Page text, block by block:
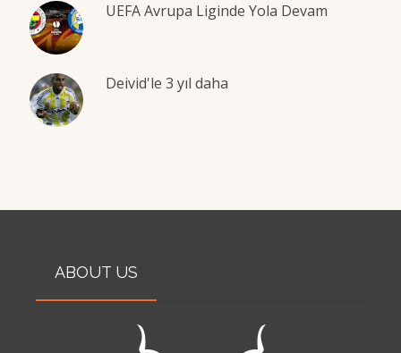
UEFA Avrupa Liginde Yola Devam
Deivid'le 3 yıl daha
ABOUT US